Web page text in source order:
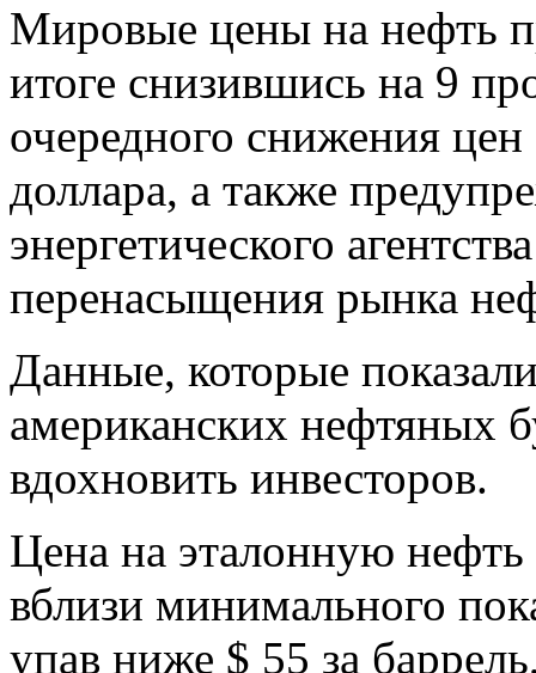
Мировые цены на нефть
итоге снизившись на 9
очередного снижения
доллара, а также
энергетического
перенасыщения рынка
Данные, которые
американских нефтяных
вдохновить инвесторов.
Цена на эталонную нефть
вблизи минимального
упав ниже $ 55 за